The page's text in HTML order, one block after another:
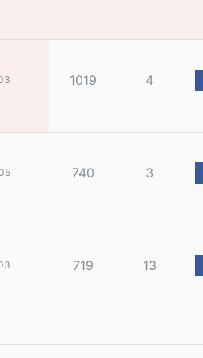
Орон
авто
суулгана гэх
1019 4
740 3
719 13